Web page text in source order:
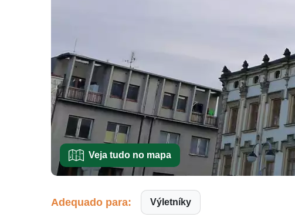
Veja tudo no mapa
Adequado para: Výletníky